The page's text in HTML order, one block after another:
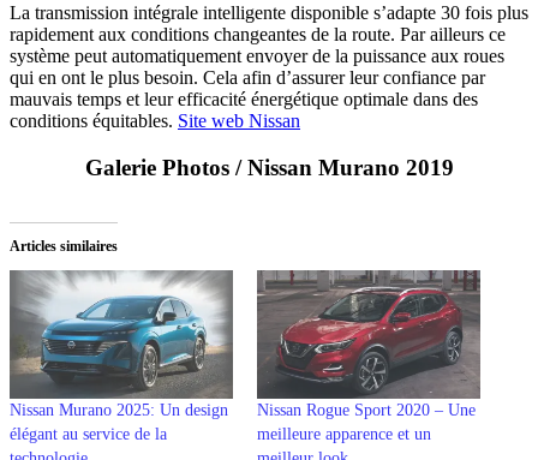
La transmission intégrale intelligente disponible s’adapte 30 fois plus
rapidement aux conditions changeantes de la route. Par ailleurs ce
système peut automatiquement envoyer de la puissance aux roues
qui en ont le plus besoin. Cela afin d’assurer leur confiance par
mauvais temps et leur efficacité énergétique optimale dans des
conditions équitables. Site web Nissan
Galerie Photos / Nissan Murano 2019
Articles similaires
Nissan Murano 2025: Un design
élégant au service de la
Nissan Rogue Sport 2020 – Une
meilleure apparence et un